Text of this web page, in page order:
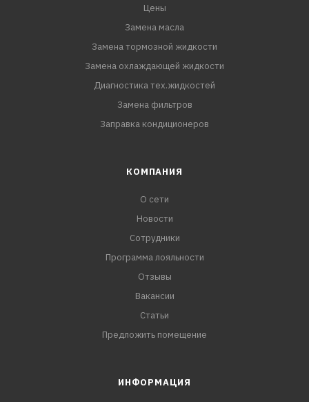
Цены
Замена масла
Замена тормозной жидкости
Замена охлаждающей жидкости
Диагностика тех.жидкостей
Замена фильтров
Заправка кондиционеров
КОМПАНИЯ
О сети
Новости
Сотрудники
Программа лояльности
Отзывы
Вакансии
Статьи
Предложить помещение
ИНФОРМАЦИЯ